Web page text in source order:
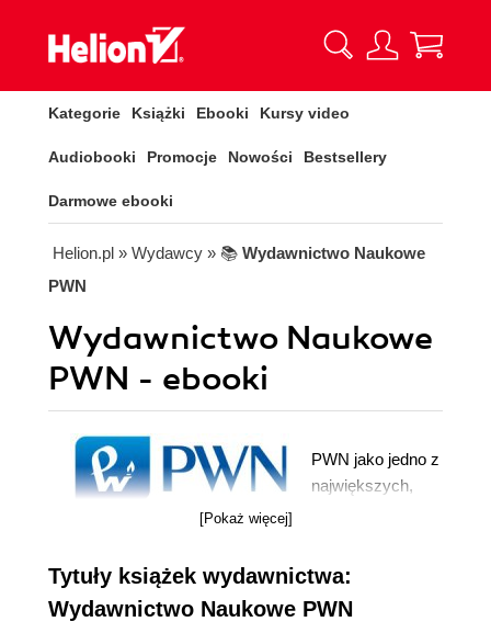
Kategorie Książki Ebooki Kursy video
Audiobooki Promocje Nowości Bestsellery
Darmowe ebooki
Helion.pl » Wydawcy » 📚 Wydawnictwo Naukowe
PWN
Wydawnictwo Naukowe
PWN - ebooki
PWN jako jedno z
największych,
wydawnictw
[Pokaż więcej]
Tytuły książek wydawnictwa:
Wydawnictwo Naukowe PWN